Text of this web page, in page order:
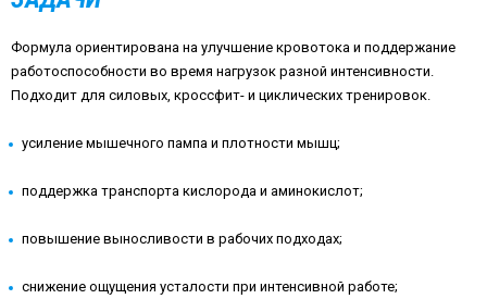
Формула ориентирована на улучшение кровотока и поддержание
работоспособности во время нагрузок разной интенсивности.
Подходит для силовых, кроссфит- и циклических тренировок.
усиление мышечного пампа и плотности мышц;
поддержка транспорта кислорода и аминокислот;
повышение выносливости в рабочих подходах;
снижение ощущения усталости при интенсивной работе;